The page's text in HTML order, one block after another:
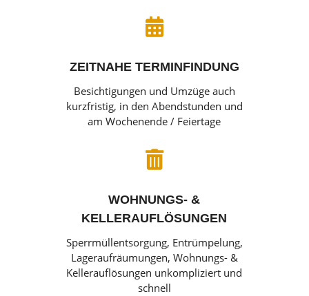

ZEITNAHE TERMINFINDUNG
Besichtigungen und Umzüge auch
kurzfristig, in den Abendstunden und
am Wochenende / Feiertage

WOHNUNGS- &
KELLERAUFLÖSUNGEN
Sperrmüllentsorgung, Entrümpelung,
Lageraufräumungen, Wohnungs- &
Kellerauflösungen unkompliziert und
schnell